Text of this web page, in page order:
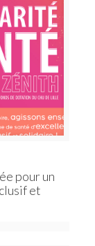
pour un
et